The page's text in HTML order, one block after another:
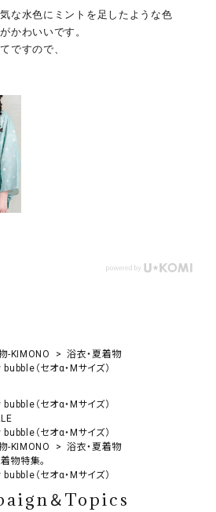
な水色にミントを足したような色
かわいいです。
ですので、
-KIMONO
浴衣・夏着物
（セオα・Mサイズ）
（セオα・Mサイズ）
（セオα・Mサイズ）
-KIMONO
浴衣・夏着物
物特集。
（セオα・Mサイズ）
＆Topics